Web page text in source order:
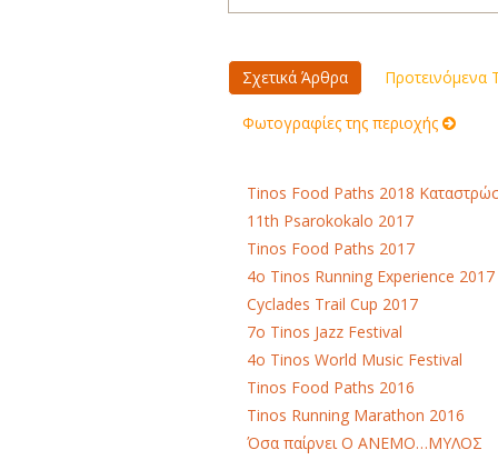
Σχετικά Άρθρα Προτεινόμενα
Φωτογραφίες της περιοχής
Tinos Food Paths 2018
11th Psarokokalo 2017
Tinos Food Paths 2017
4o Tinos Running Experience 2017
Cyclades Trail Cup 2017
7ο Tinos Jazz Festival
4ο Tinos World Music Festival
Tinos Food Paths 2016
Tinos Running Marathon 2016
Όσα παίρνει Ο ΑΝΕΜΟ…ΜΥΛΟΣ